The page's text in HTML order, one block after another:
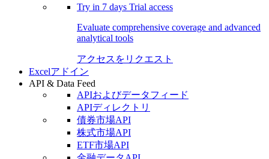
Try in 7 days Trial access
Evaluate comprehensive coverage and advanced
analytical tools
アクセスをリクエスト
Excelアドイン
API & Data Feed
APIおよびデータフィード
APIディレクトリ
債券市場API
株式市場API
ETF市場API